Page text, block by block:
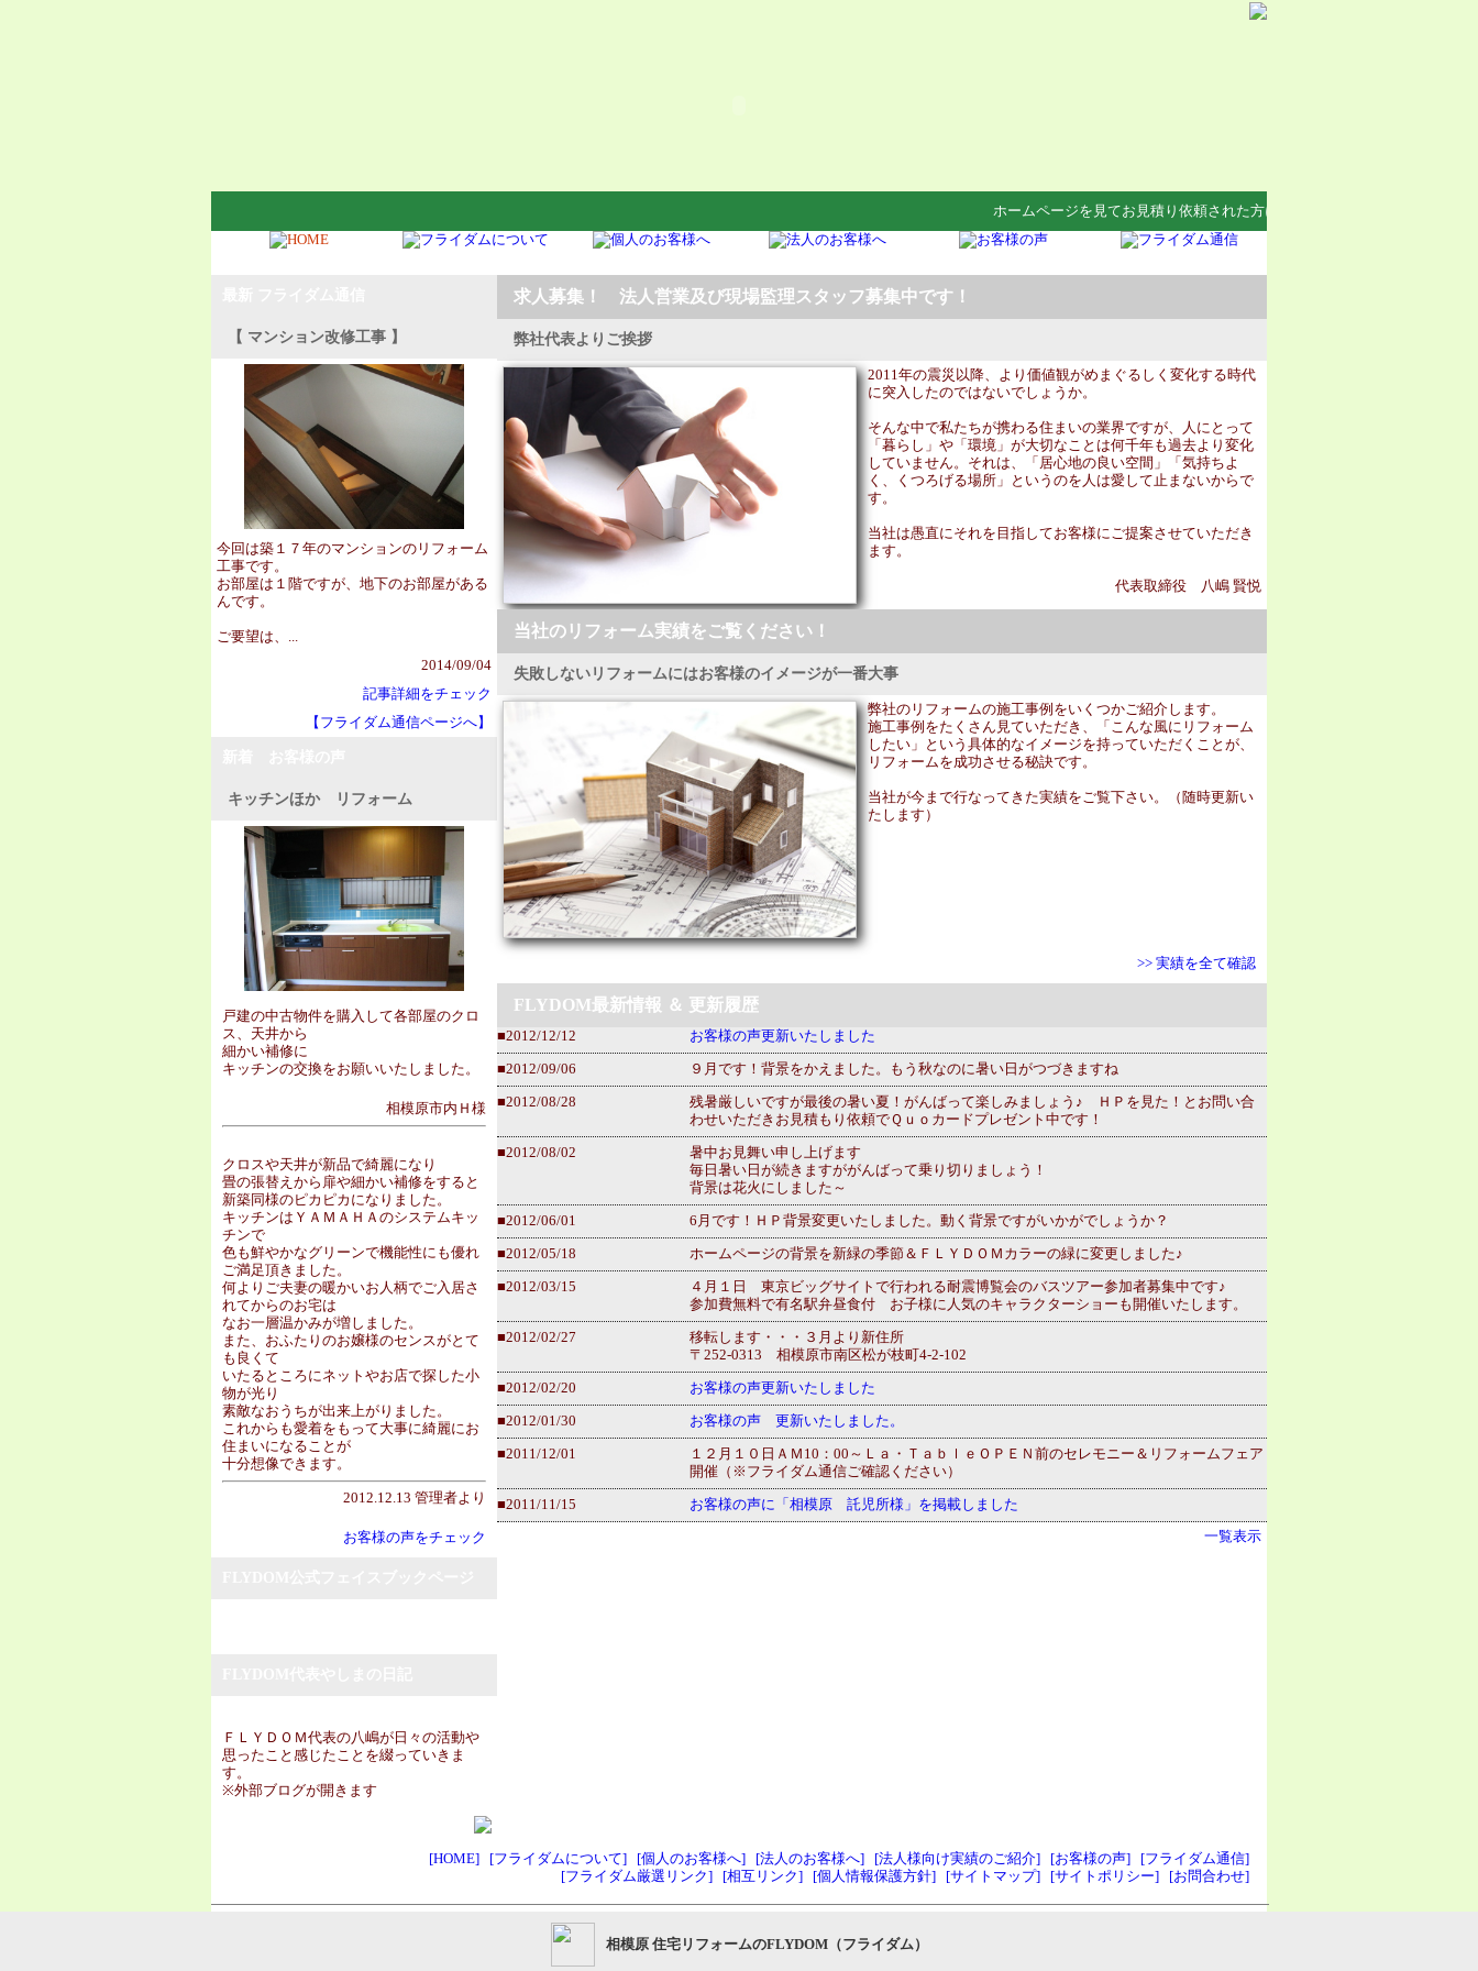
ホームページを見てお見積り依頼された方にＱｕｏカードプレゼント中！
【 マンション改修工事 】
今回は築１７年のマンションのリフォーム
工事です。
お部屋は１階ですが、地下のお部屋がある
んです。
ご要望は、...
2014/09/04
記事詳細をチェック
【フライダム通信ページへ】
キッチンほか リフォーム
戸建の中古物件を購入して各部屋のクロ
ス、天井から
細かい補修に
キッチンの交換をお願いいたしました。
相模原市内Ｈ様
クロスや天井が新品で綺麗になり
畳の張替えから扉や細かい補修をすると
新築同様のピカピカになりました。
キッチンはＹＡＭＡＨＡのシステムキッ
チンで
色も鮮やかなグリーンで機能性にも優れ
ご満足頂きました。
何よりご夫妻の暖かいお人柄でご入居さ
れてからのお宅は
なお一層温かみが増しました。
また、おふたりのお嬢様のセンスがとて
も良くて
いたるところにネットやお店で探した小
物が光り
素敵なおうちが出来上がりました。
これからも愛着をもって大事に綺麗にお
住まいになることが
十分想像できます。
2012.12.13 管理者より
お客様の声をチェック
ＦＬＹＤＯＭ代表の八嶋が日々の活動や
思ったこと感じたことを綴っていきま
す。
※外部ブログが開きます
求人募集！ 法人営業及び現場監理スタッフ募集中です！
弊社代表よりご挨拶
2011年の震災以降、より価値観がめまぐるしく変化する時代
に突入したのではないでしょうか。
そんな中で私たちが携わる住まいの業界ですが、人にとって
「暮らし」や「環境」が大切なことは何千年も過去より変化
していません。それは、「居心地の良い空間」「気持ちよ
く、くつろげる場所」というのを人は愛して止まないからで
す。
当社は愚直にそれを目指してお客様にご提案させていただき
ます。
代表取締役 八嶋 賢悦
当社のリフォーム実績をご覧ください！
失敗しないリフォームにはお客様のイメージが一番大事
弊社のリフォームの施工事例をいくつかご紹介します。
施工事例をたくさん見ていただき、「こんな風にリフォーム
したい」という具体的なイメージを持っていただくことが、
リフォームを成功させる秘訣です。
当社が今まで行なってきた実績をご覧下さい。（随時更新い
たします）
>> 実績を全て確認
FLYDOM最新情報 ＆ 更新履歴
■2012/12/12
お客様の声更新いたしました
■2012/09/06
９月です！背景をかえました。もう秋なのに暑い日がつづきますね
■2012/08/28
残暑厳しいですが最後の暑い夏！がんばって楽しみましょう♪ ＨＰを見た！とお問い合
わせいただきお見積もり依頼でＱｕｏカードプレゼント中です！
■2012/08/02
暑中お見舞い申し上げます
毎日暑い日が続きますががんばって乗り切りましょう！
背景は花火にしました～
■2012/06/01
6月です！ＨＰ背景変更いたしました。動く背景ですがいかがでしょうか？
■2012/05/18
ホームページの背景を新緑の季節＆ＦＬＹＤＯＭカラーの緑に変更しました♪
■2012/03/15
４月１日 東京ビッグサイトで行われる耐震博覧会のバスツアー参加者募集中です♪
参加費無料で有名駅弁昼食付 お子様に人気のキャラクターショーも開催いたします。
■2012/02/27
移転します・・・３月より新住所
〒252-0313 相模原市南区松が枝町4-2-102
■2012/02/20
お客様の声更新いたしました
■2012/01/30
お客様の声 更新いたしました。
■2011/12/01
１２月１０日ＡＭ10：00～Ｌａ・ＴａｂｌｅＯＰＥＮ前のセレモニー＆リフォームフェア
開催（※フライダム通信ご確認ください）
■2011/11/15
お客様の声に「相模原 託児所様」を掲載しました
一覧表示
[HOME] [フライダムについて] [個人のお客様へ] [法人のお客様へ] [法人様向け実績のご紹介] [お客様の声]
[フライダム通信]
[フライダム厳選リンク]
[相互リンク] [個人情報保護方針] [サイトマップ] [サイトポリシー] [お問合わせ]
相模原 住宅リフォームのFLYDOM（フライダム）